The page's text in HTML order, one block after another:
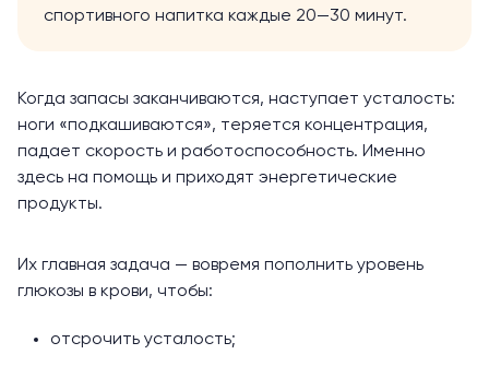
спортивного напитка каждые 20—30 минут.
Когда запасы заканчиваются, наступает усталость:
ноги «подкашиваются», теряется концентрация,
падает скорость и работоспособность. Именно
здесь на помощь и приходят энергетические
продукты.
Их главная задача — вовремя пополнить уровень
глюкозы в крови, чтобы:
отсрочить усталость;